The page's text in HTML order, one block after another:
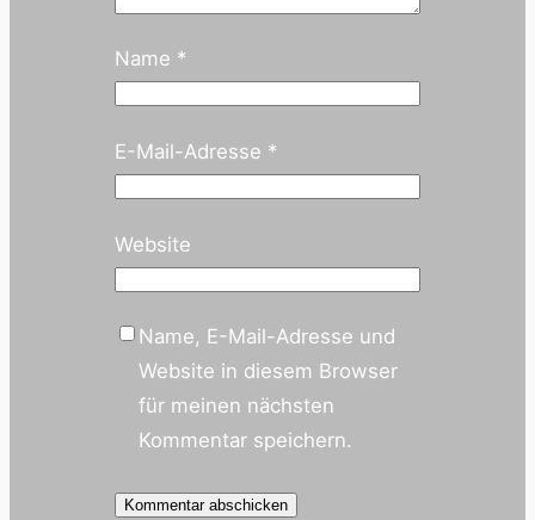
Name *
E-Mail-Adresse *
Website
Name, E-Mail-Adresse und
Website in diesem Browser
für meinen nächsten
Kommentar speichern.